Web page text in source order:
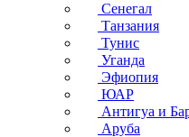
Сенегал
Танзания
Тунис
Уганда
Эфиопия
ЮАР
Антигуа и
Аруба